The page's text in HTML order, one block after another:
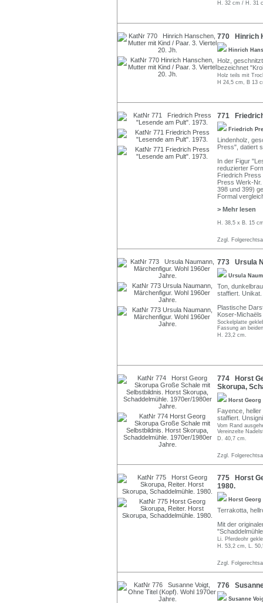
H. 32 cm / H. 31
770 Hinrich
Hinrich
Holz,
bezeichnet
Holz teils mit
H 24,5 cm, B 13
771
Friedrich
Lindenholz,
Press", datiert
In der Figur
reduzierter
Friedrich Press
Press Werk-
398 und 399)
Formal
> Mehr lesen
H. 38,5 x B. 15
Zzgl.
773 Ursula
Ursula
Ton,
staffiert.
Plastische
Koser-
Sockelplatte
Fassung an
H. 23,2 cm.
774 Horst
Skorupa,
Horst
Fayence,
staffiert.
Vom Rand
Vereinzelte
D. 40,7 cm.
Zzgl.
775 Horst
1980.
Horst
Terrakotta,
Mit der
Li. Pferdeohr
H. 53,2 cm, L.
Zzgl.
776
Susanne